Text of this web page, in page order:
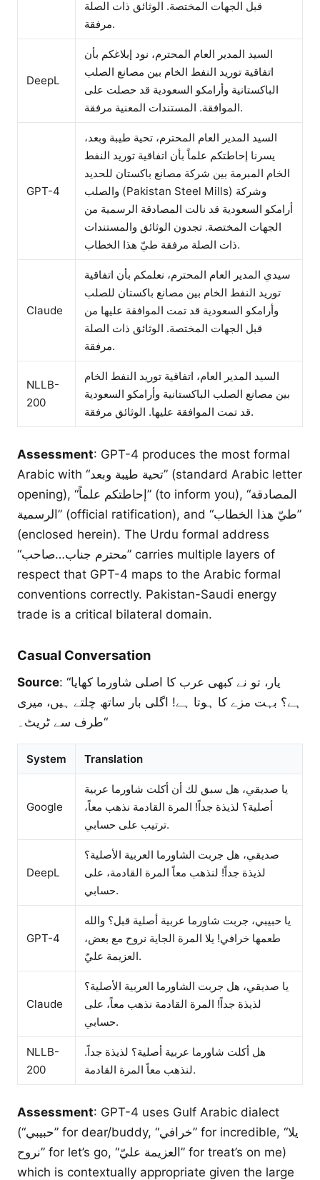
قبل الجهات المختصة. الوثائق ذات الصلة
مرفقة.
DeepL
السيد المدير العام المحترم، نود إبلاغكم بأن
اتفاقية توريد النفط الخام بين مصانع الصلب
الباكستانية وأرامكو السعودية قد حصلت على
الموافقة. المستندات المعنية مرفقة.
GPT-4
السيد المدير العام المحترم، تحية طيبة وبعد،
يسرنا إحاطتكم علماً بأن اتفاقية توريد النفط
الخام المبرمة بين شركة مصانع باكستان للحديد
والصلب (Pakistan Steel Mills) وشركة
أرامكو السعودية قد نالت المصادقة الرسمية من
الجهات المختصة. تجدون الوثائق والمستندات
ذات الصلة مرفقة طيّ هذا الخطاب.
Claude
سيدي المدير العام المحترم، نعلمكم بأن اتفاقية
توريد النفط الخام بين مصانع باكستان للصلب
وأرامكو السعودية قد تمت الموافقة عليها من
قبل الجهات المختصة. الوثائق ذات الصلة
مرفقة.
NLLB-
200
السيد المدير العام، اتفاقية توريد النفط الخام
بين مصانع الصلب الباكستانية وأرامكو السعودية
قد تمت الموافقة عليها. الوثائق مرفقة.
Assessment: GPT-4 produces the most formal
Arabic with “تحية طيبة وبعد” (standard Arabic letter
opening), “إحاطتكم علماً” (to inform you), “المصادقة
الرسمية” (official ratification), and “طيّ هذا الخطاب”
(enclosed herein). The Urdu formal address
“محترم جناب…صاحب” carries multiple layers of
respect that GPT-4 maps to the Arabic formal
conventions correctly. Pakistan-Saudi energy
trade is a critical bilateral domain.
Casual Conversation
Source: “یار، تو نے کبھی عرب کا اصلی شاورما کھایا
ہے؟ بہت مزے کا ہوتا ہے! اگلی بار ساتھ چلتے ہیں، میری
طرف سے ٹریٹ۔“
System Translation
Google
يا صديقي، هل سبق لك أن أكلت شاورما عربية
أصلية؟ لذيذة جداً! المرة القادمة نذهب معاً،
ترتيب على حسابي.
DeepL
صديقي، هل جربت الشاورما العربية الأصلية؟
لذيذة جداً! لنذهب معاً المرة القادمة، على
حسابي.
GPT-4
يا حبيبي، جربت شاورما عربية أصلية قبل؟ والله
طعمها خرافي! يلا المرة الجاية نروح مع بعض،
العزيمة عليّ.
Claude
يا صديقي، هل جربت الشاورما العربية الأصلية؟
لذيذة جداً! المرة القادمة نذهب معاً، على
حسابي.
NLLB-
200
هل أكلت شاورما عربية أصلية؟ لذيذة جداً.
لنذهب معاً المرة القادمة.
Assessment: GPT-4 uses Gulf Arabic dialect
(“حبيبي” for dear/buddy, “خرافي” for incredible, “يلا
نروح” for let’s go, “العزيمة عليّ” for treat’s on me)
which is contextually appropriate given the large